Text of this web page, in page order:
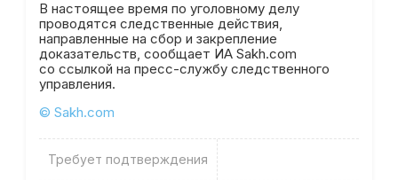
В настоящее время по уголовному делу
проводятся следственные действия,
направленные на сбор и закрепление
доказательств, сообщает ИА Sakh.com
со ссылкой на пресс-службу следственного
управления.
© Sakh.com
Требует подтверждения